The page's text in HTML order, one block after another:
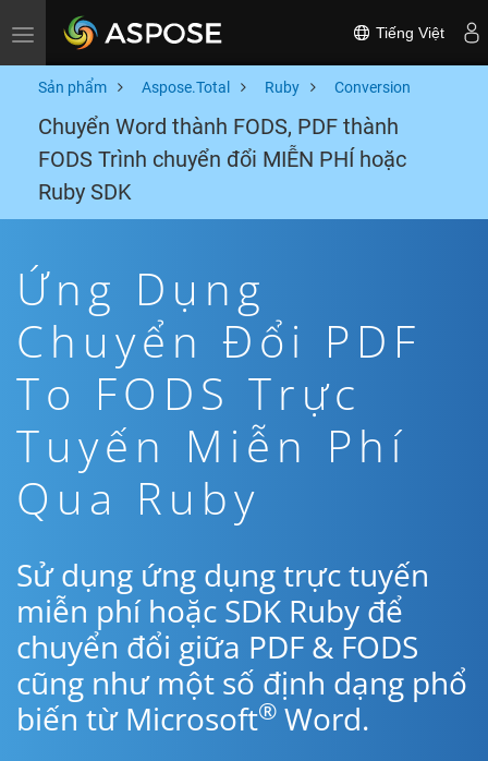
Toggle navigation Tiếng Việt
Sản phẩm Aspose.Total Ruby Conversion
Chuyển Word thành FODS, PDF thành
FODS Trình chuyển đổi MIỄN PHÍ hoặc
Ruby SDK
Ứng Dụng
Chuyển Đổi PDF
To FODS Trực
Tuyến Miễn Phí
Qua Ruby
Sử dụng ứng dụng trực tuyến
miễn phí hoặc SDK Ruby để
chuyển đổi giữa PDF & FODS
cũng như một số định dạng phổ
biến từ Microsoft® Word.